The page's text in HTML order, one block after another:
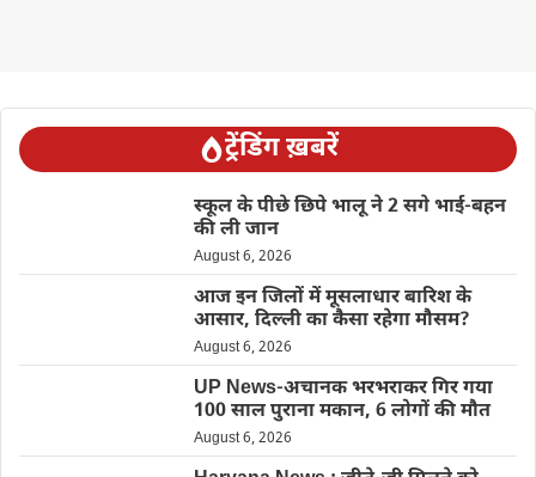
ट्रेंडिंग ख़बरें
स्कूल के पीछे छिपे भालू ने 2 सगे भाई-बहन
की ली जान
August 6, 2026
आज इन जिलों में मूसलाधार बारिश के
आसार, दिल्ली का कैसा रहेगा मौसम?
August 6, 2026
UP News-अचानक भरभराकर गिर गया
100 साल पुराना मकान, 6 लोगों की मौत
August 6, 2026